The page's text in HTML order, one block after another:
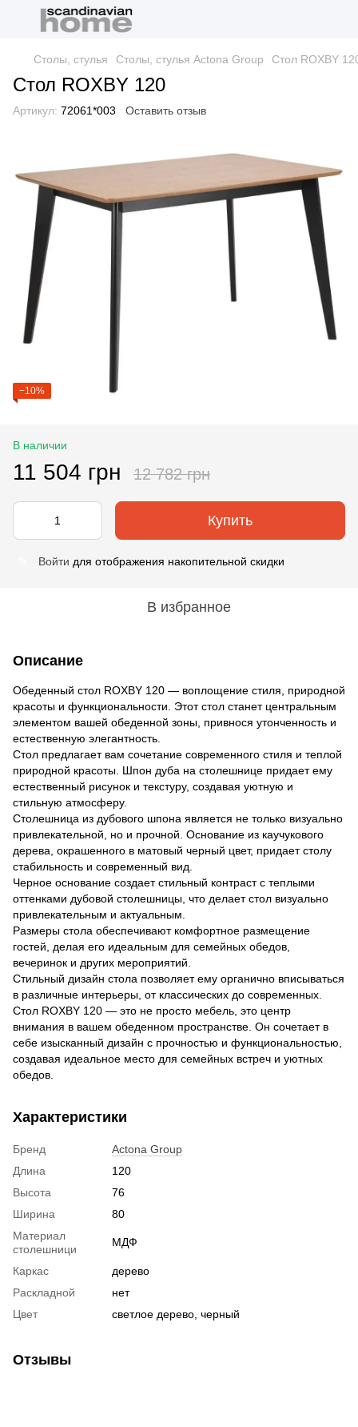
Столы, стулья Столы, стулья Actona Group Стол ROXBY
Стол ROXBY 120
Артикул: 72061*003 Оставить отзыв
−10%
В наличии
11 504 грн 12 782 грн
Купить
Войти для отображения накопительной скидки
В избранное
Описание
Обеденный стол ROXBY 120 — воплощение стиля, природной
красоты и функциональности. Этот стол станет центральным
элементом вашей обеденной зоны, привнося утонченность и
естественную элегантность.
Стол предлагает вам сочетание современного стиля и теплой
природной красоты. Шпон дуба на столешнице придает ему
естественный рисунок и текстуру, создавая уютную и
стильную атмосферу.
Столешница из дубового шпона является не только визуально
привлекательной, но и прочной. Основание из каучукового
дерева, окрашенного в матовый черный цвет, придает столу
стабильность и современный вид.
Черное основание создает стильный контраст с теплыми
оттенками дубовой столешницы, что делает стол визуально
привлекательным и актуальным.
Размеры стола обеспечивают комфортное размещение
гостей, делая его идеальным для семейных обедов,
вечеринок и других мероприятий.
Стильный дизайн стола позволяет ему органично вписываться
в различные интерьеры, от классических до современных.
Стол ROXBY 120 — это не просто мебель, это центр
внимания в вашем обеденном пространстве. Он сочетает в
себе изысканный дизайн с прочностью и функциональностью,
создавая идеальное место для семейных встреч и уютных
обедов.
Характеристики
Бренд
Actona Group
Длина
120
Высота
76
Ширина
80
Материал
столешници
МДФ
Каркас
дерево
Раскладной
нет
Цвет
светлое дерево, черный
Отзывы